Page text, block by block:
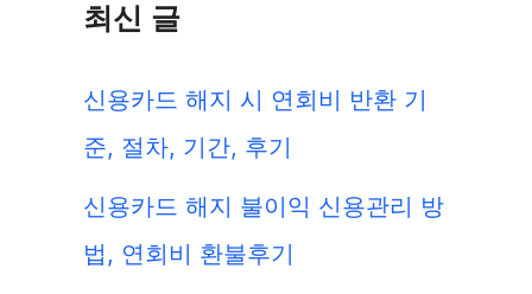
최신 글
신용카드 해지 시 연회비 반환 기
준, 절차, 기간, 후기
신용카드 해지 불이익 신용관리 방
법, 연회비 환불후기